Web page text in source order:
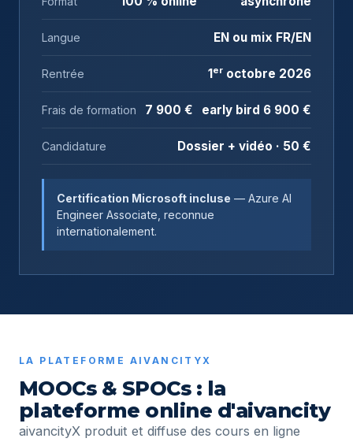
Langue EN ou mix FR/EN
Rentrée 1er octobre 2026
Frais de formation 7 900 € early bird 6 900 €
Candidature Dossier + vidéo · 50 €
Certification Microsoft incluse — Azure AI
Engineer Associate, reconnue
internationalement.
LA PLATEFORME AIVANCITYX
MOOCs & SPOCs : la
plateforme online d'aivancity
aivancityX produit et diffuse des cours en ligne